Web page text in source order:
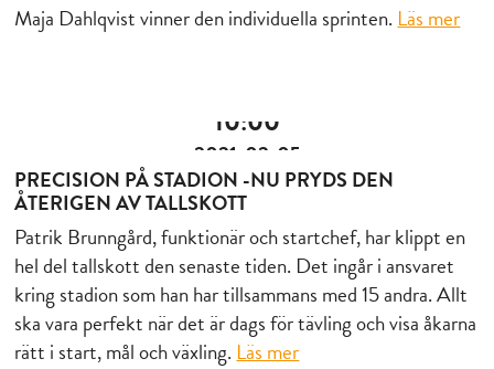
Maja Dahlqvist vinner den individuella sprinten. Läs mer
10:00
2021-02-05
PRECISION PÅ STADION -NU PRYDS DEN
ÅTERIGEN AV TALLSKOTT
Patrik Brunngård, funktionär och startchef, har klippt en
hel del tallskott den senaste tiden. Det ingår i ansvaret
kring stadion som han har tillsammans med 15 andra. Allt
ska vara perfekt när det är dags för tävling och visa åkarna
rätt i start, mål och växling. Läs mer